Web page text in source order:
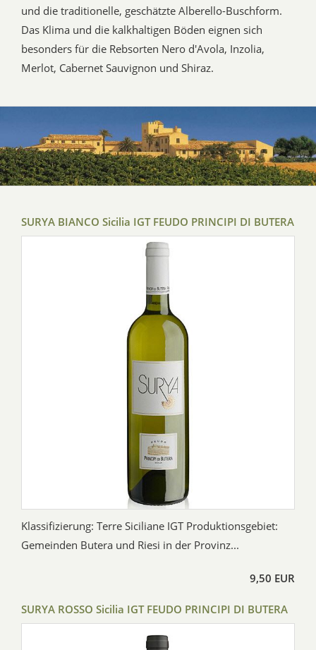
und die traditionelle, geschätzte Alberello-Buschform.
Das Klima und die kalkhaltigen Böden eignen sich
besonders für die Rebsorten Nero d'Avola, Inzolia,
Merlot, Cabernet Sauvignon und Shiraz.
SURYA BIANCO Sicilia IGT FEUDO PRINCIPI DI BUTERA
Klassifizierung: Terre Siciliane IGT Produktionsgebiet:
Gemeinden Butera und Riesi in der Provinz...
9,50 EUR
SURYA ROSSO Sicilia IGT FEUDO PRINCIPI DI BUTERA